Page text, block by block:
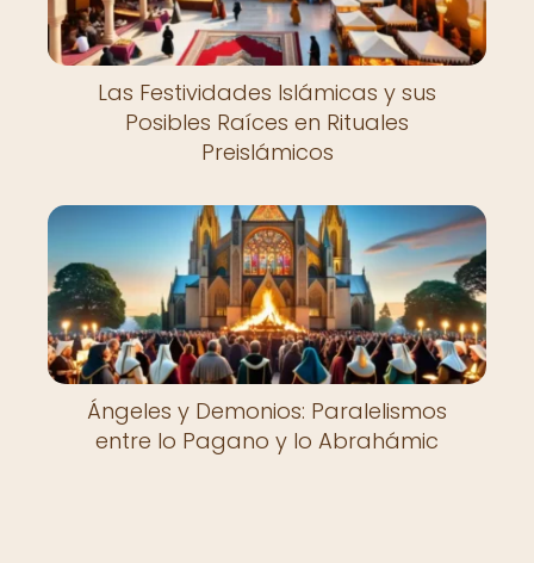
Las Festividades Islámicas y sus
Posibles Raíces en Rituales
Preislámicos
Ángeles y Demonios: Paralelismos
entre lo Pagano y lo Abrahámic